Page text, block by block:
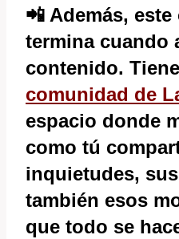
📲 Además,
termina cuando
contenido.
comunidad de
espacio donde
como tú
inquietudes,
también esos
que todo se